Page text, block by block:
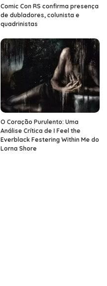
Comic Con RS confirma presença
de dubladores, colunista e
quadrinistas
O Coração Purulento: Uma
Análise Crítica de I Feel the
Everblack Festering Within Me do
Lorna Shore